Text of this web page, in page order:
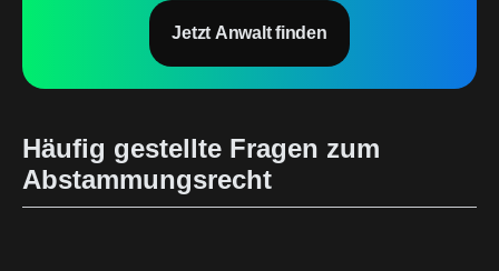
Jetzt Anwalt finden
Häufig gestellte Fragen zum
Abstammungsrecht